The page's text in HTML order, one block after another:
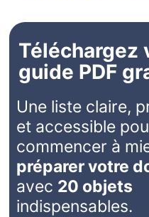
Téléchargez
guide PDF
Une liste claire,
et accessible
commencer à
préparer votre
avec 20 objets
indispensables.